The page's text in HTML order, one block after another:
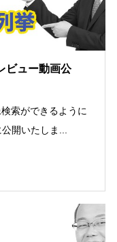
ビュー動画公
索ができるように
開いたしま...